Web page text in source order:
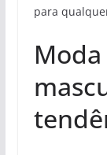
para